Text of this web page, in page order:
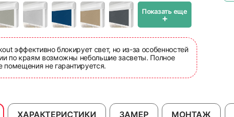
Показать еще
+
эффективно блокирует свет, но из-за особенностей
по краям возможны небольшие засветы. Полное
помещения не гарантируется.
ХАРАКТЕРИСТИКИ ЗАМЕР МОНТАЖ